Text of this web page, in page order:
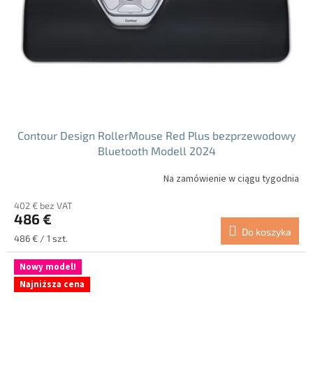
Contour Design RollerMouse Red Plus bezprzewodowy
Bluetooth Modell 2024
Na zamówienie w ciągu tygodnia
402 € bez VAT
486 €
Cena
jednostkowa:
486 € / 1 szt.
Do koszyka
Nowy model!
Najniższa cena